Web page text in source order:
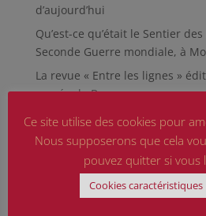
d’aujourd’hui
Qu’est-ce qu’était le Sentier
Seconde Guerre mondiale, à
La revue « Entre les lignes »
musée de Besançon
HIROSHIMA
En silence et en peine
Futur Mur des noms des
Guerre mondiale
Ce site utilise des cookies pour
Nous supposerons que cela
pouvez quitter si vous
Cookies caractéristiques